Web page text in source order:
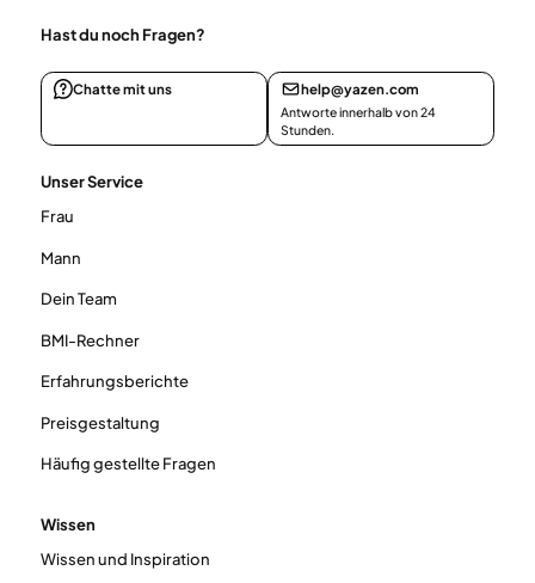
Hast du noch Fragen?
Chatte mit uns help@yazen.com
Antworte innerhalb von 24
Stunden.
Unser Service
Frau
Mann
Dein Team
BMI-Rechner
Erfahrungsberichte
Preisgestaltung
Häufig gestellte Fragen
Wissen
Wissen und Inspiration